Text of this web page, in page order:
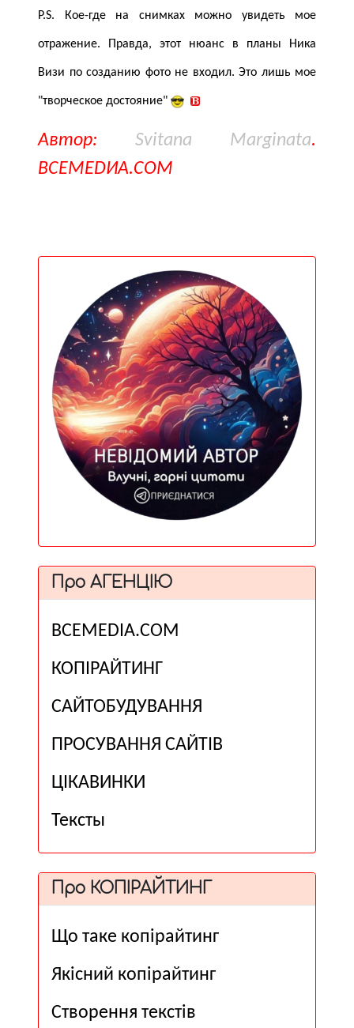
P.S. Кое-где на снимках можно увидеть мое
отражение. Правда, этот нюанс в планы Ника
Визи по созданию фото не входил. Это лишь мое
"творческое достояние"
Автор: Svitana Marginata.
ВСЕМЕDИА.COM
Про АГЕНЦІЮ
ВСЕМЕDІА.COM
КОПІРАЙТИНГ
САЙТОБУДУВАННЯ
ПРОСУВАННЯ САЙТІВ
ЦІКАВИНКИ
Тексты
Про КОПІРАЙТИНГ
Що таке копірайтинг
Якісний копірайтинг
Створення текстів